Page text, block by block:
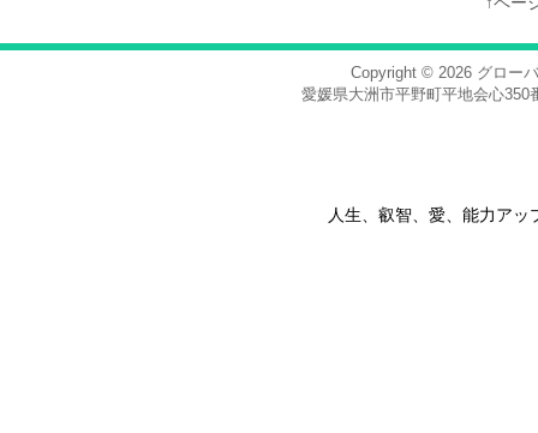
Copyright © 2026 グロー
愛媛県大洲市平野町平地会心
人生、叡智、愛、能力ア